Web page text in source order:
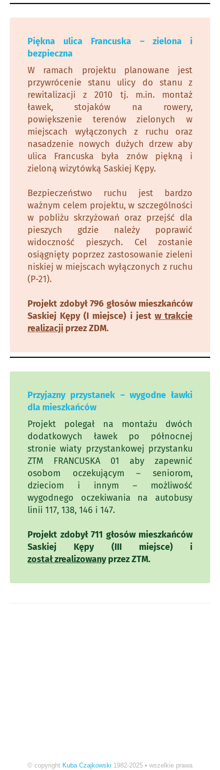
Piękna ulica Francuska – zielona i
bezpieczna
W ramach projektu planowane jest
przywrócenie stanu ulicy do stanu z
rewitalizacji z 2010 tj. m.in. montaż
ławek, stojaków na rowery,
powiększenie terenów zielonych w
miejscach wyłączonych z ruchu oraz
nasadzenie nowych dużych drzew aby
ulica Francuska była znów piękną i
zieloną wizytówką Saskiej Kępy.
Bezpieczeństwo ruchu jest bardzo
ważnym celem projektu, w szczególności
w pobliżu skrzyżowań oraz przejść dla
pieszych gdzie należy poprawić
widoczność pieszych. Cel zostanie
osiągnięty poprzez zastosowanie zieleni
niskiej w miejscach wyłączonych z ruchu
(P-21).
Projekt zdobył 796 głosów mieszkańców
Saskiej Kępy (I miejsce) i jest w trakcie
realizacji przez ZDM.
Przyjazny przystanek – wygodne ławki
dla mieszkańców
Projekt polegał na montażu dwóch
dodatkowych ławek po północnej
stronie wiaty przystankowej przystanku
ZTM FRANCUSKA 01 aby zapewnić
osobom oczekującym – seniorom,
dzieciom i innym – możliwość
wygodnego oczekiwania na autobusy
linii 117, 138, 146 i 147.
Projekt zdobył 711 głosów mieszkańców
Saskiej Kępy (III miejsce) i
został zrealizowanyprzez ZTM.
© copyright Kuba Czajkowski 1982-2025 • wszelkie prawa